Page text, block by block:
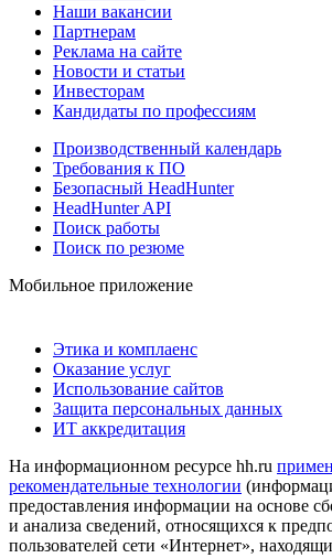
Наши вакансии
Партнерам
Реклама на сайте
Новости и статьи
Инвесторам
Кандидаты по профессиям
Производственный календарь
Требования к ПО
Безопасный HeadHunter
HeadHunter API
Поиск работы
Поиск по резюме
Мобильное приложение
Этика и комплаенс
Оказание услуг
Использование сайтов
Защита персональных данных
ИТ аккредитация
На информационном ресурсе hh.ru
рекомендательные технологии
предоставления информации на основе
и анализа сведений, относящихся к
пользователей сети «Интернет»,